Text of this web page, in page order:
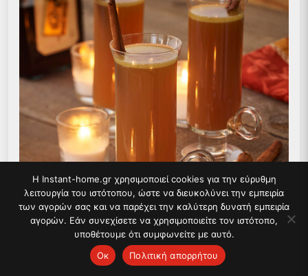
Συνταγή για Ζεστό βουτυρένιο ρούμι
Η Instant-home.gr χρησιμοποιεί cookies για την εύρυθμη
λειτουργία του ιστότοπου, ώστε να διευκολύνει την εμπειρία
των αγορών σας και να παρέχει την καλύτερη δυνατή εμπειρία
αγορών. Εάν συνεχίσετε να χρησιμοποιείτε τον ιστότοπο,
υποθέτουμε ότι συμφωνείτε με αυτό.
Ок
Πολιτική απορρήτου